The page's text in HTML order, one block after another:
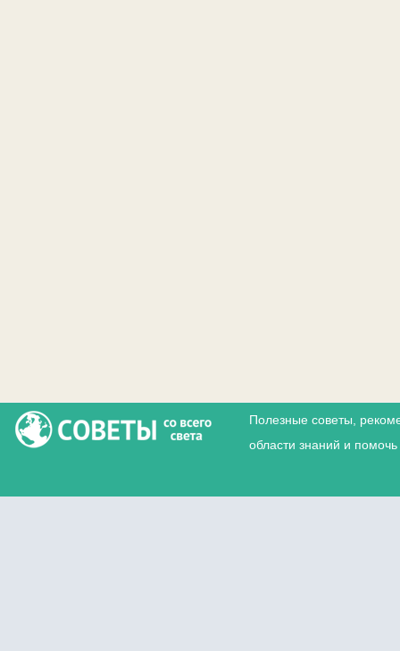
Полезные советы,
области знаний и